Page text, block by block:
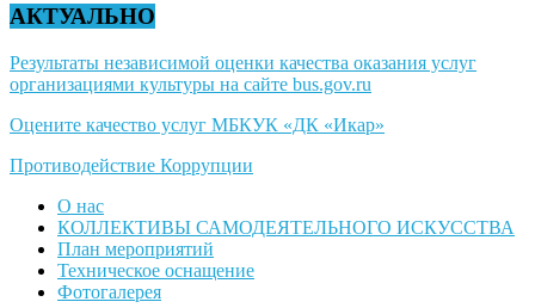
АКТУАЛЬНО
Результаты независимой оценки качества оказания услуг
организациями культуры на сайте bus.gov.ru
Оцените качество услуг МБКУК «ДК «Икар»
Противодействие Коррупции
О нас
КОЛЛЕКТИВЫ САМОДЕЯТЕЛЬНОГО ИСКУССТВА
План мероприятий
Техническое оснащение
Фотогалерея